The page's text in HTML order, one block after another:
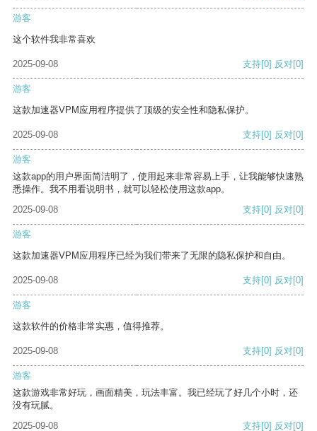
游客
这个软件我非常喜欢
2025-09-08 支持[0] 反对[0]
游客
这款加速器VPM应用程序提供了顶级的安全性和隐私保护。
2025-09-08 支持[0] 反对[0]
游客
这款app的用户界面简洁明了，使用起来非常容易上手，让我能够快速熟
悉操作。我不用看说明书，就可以轻松使用这款app。
2025-09-08
支持[0] 反对[0]
游客
这款加速器VPM应用程序已经为我们带来了无限的隐私保护和自由。
2025-09-08 支持[0] 反对[0]
游客
这款软件的价格非常实惠，值得推荐。
2025-09-08 支持[0] 反对[0]
游客
这款游戏非常好玩，画面精美，玩法丰富。我已经玩了好几个小时，还
没有玩腻。
2025-09-08
支持[0] 反对[0]